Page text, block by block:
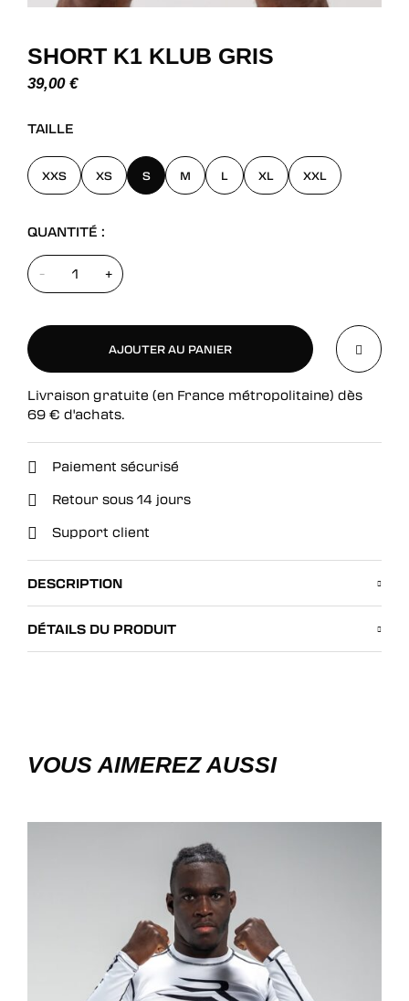
SHORT K1 KLUB GRIS
39,00 €
TAILLE
XXS XS S M L XL XXL
QUANTITÉ :
- +
AJOUTER AU PANIER
AJOUTER AU PANIER
Livraison gratuite (en France métropolitaine) dès
69 € d'achats.
Paiement sécurisé
Retour sous 14 jours
Support client
DESCRIPTION
DÉTAILS DU PRODUIT
VOUS AIMEREZ AUSSI